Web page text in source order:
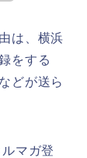
は、横浜
をする
どが送ら
マガ登